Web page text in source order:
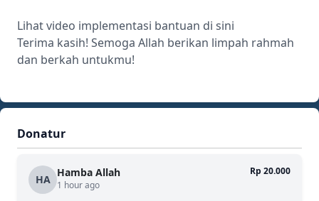
Lihat video implementasi bantuan di sini
Terima kasih! Semoga Allah berikan limpah rahmah
dan berkah untukmu!
Donatur
HA
Hamba Allah
1 hour ago
Rp 20.000